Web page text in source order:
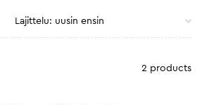
2 products